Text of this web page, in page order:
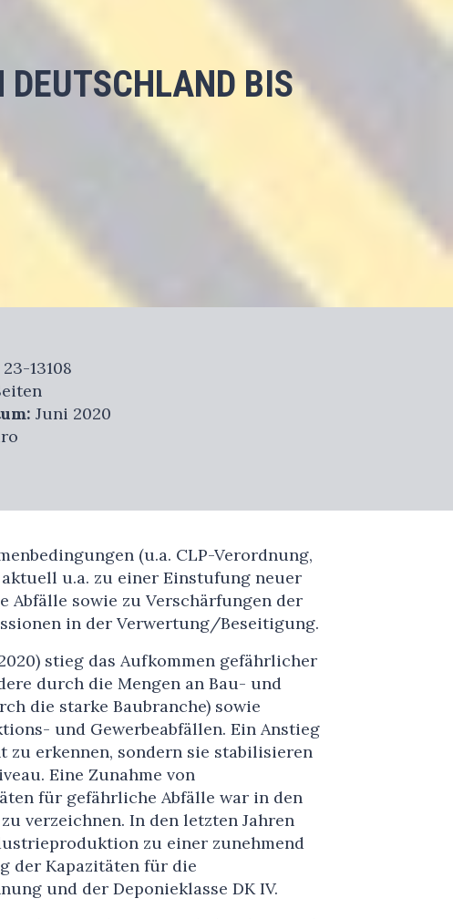
DEUTSCHLAND BIS
23-13108
Juni 2020
(u.a. CLP-Verordnung,
aktuell u.a. zu einer Einstufung neuer
Abfälle sowie zu Verschärfungen der
in der Verwertung/Beseitigung.
stieg das Aufkommen gefährlicher
durch die Mengen an Bau- und
die starke Baubranche) sowie
und Gewerbeabfällen. Ein Anstieg
zu erkennen, sondern sie stabilisieren
Eine Zunahme von
für gefährliche Abfälle war in den
verzeichnen. In den letzten Jahren
zu einer zunehmend
der Kapazitäten für die
und der Deponieklasse DK IV.